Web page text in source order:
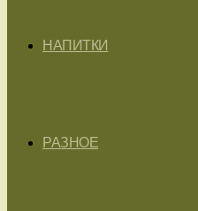
НАПИТКИ
РАЗНОЕ